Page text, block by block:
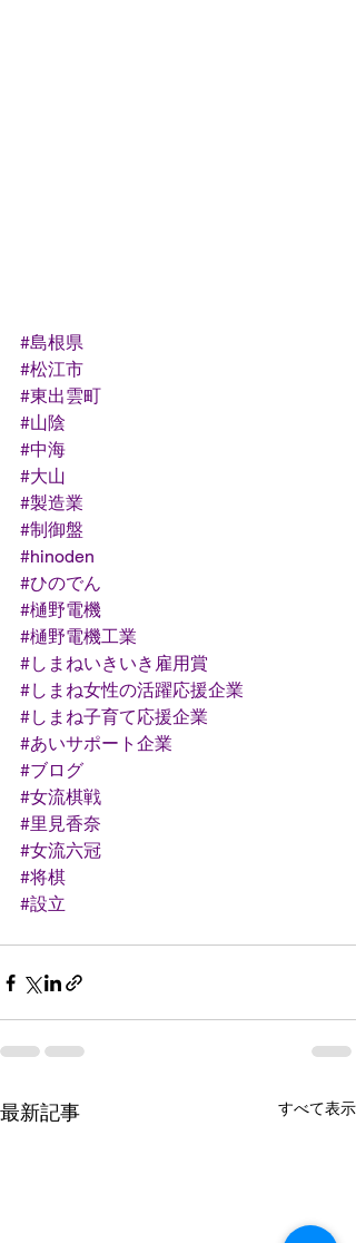
#島根県
#松江市
#東出雲町
#山陰
#中海
#大山
#製造業
#制御盤
#hinoden
#ひのでん
#樋野電機
#樋野電機工業
#しまねいきいき雇用賞
#しまね女性の活躍応援企業
#しまね子育て応援企業
#あいサポート企業
#ブログ
#女流棋戦
#里見香奈
#女流六冠
#将棋
#設立
最新記事 すべて表示